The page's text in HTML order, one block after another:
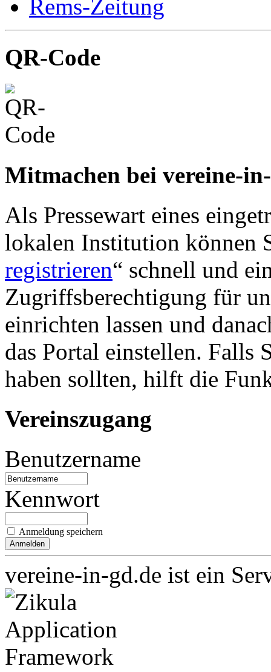
Rems-Zeitung
QR-Code
Mitmachen bei vereine-
Als Pressewart eines
lokalen Institution können
registrieren“ schnell und
Zugriffsberechtigung für
einrichten lassen und
das Portal einstellen. Falls
haben sollten, hilft die
Vereinszugang
Benutzername
Kennwort
Anmeldung speichern
vereine-in-gd.de ist ein